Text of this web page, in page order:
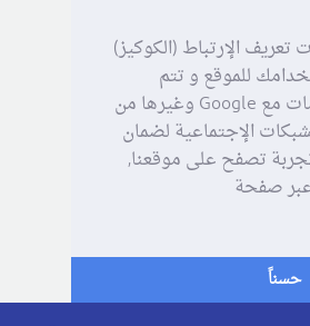
الإرتباط (الكوكيز)
للموقع و تتم
مشاركة بعض المعلومات مع Google وغيرها من
الإجتماعية لضمان
تصفح على موقعنا,
صفحة
حسناً